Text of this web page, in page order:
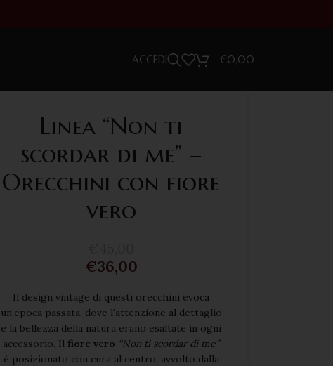
ACCEDI €0,00
Linea “Non ti
scordar di me” –
Orecchini con fiore
vero
€36,00
Il design vintage di questi orecchini evoca
un’epoca passata, dove l’attenzione al dettaglio
e la bellezza della natura erano esaltate in ogni
accessorio. Ilfiore vero “Non ti scordar di me”
è posizionato con cura al centro, avvolto dalla